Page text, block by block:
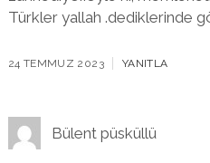
Türkler yallah .dediklerinde
24 TEMMUZ 2023 YANITLA
Bülent püsküllü